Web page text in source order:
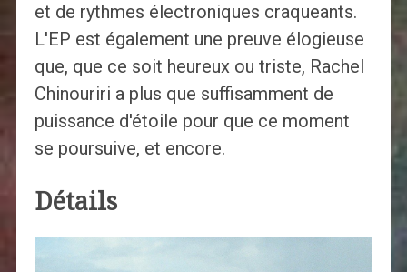
et de rythmes électroniques craqueants.
L'EP est également une preuve élogieuse
que, que ce soit heureux ou triste, Rachel
Chinouriri a plus que suffisamment de
puissance d'étoile pour que ce moment
se poursuive, et encore.
Détails